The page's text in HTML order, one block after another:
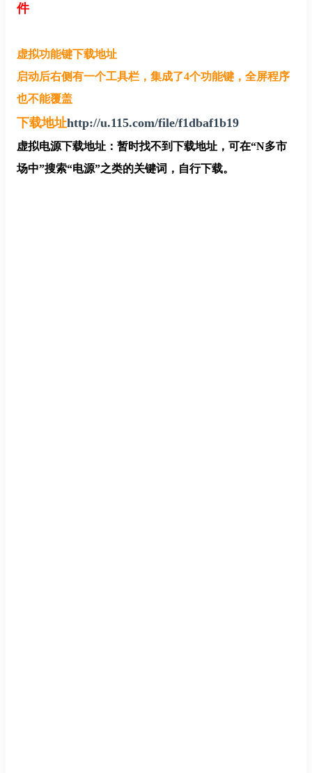
件
虚拟功能键下载地址
启动后右侧有一个工具栏，集成了4个功能键，全屏程序
也不能覆盖
下载地址http://u.115.com/file/f1dbaf1b19
虚拟电源下载地址：暂时找不到下载地址，可在“N多市
场中”搜索“电源”之类的关键词，自行下载。